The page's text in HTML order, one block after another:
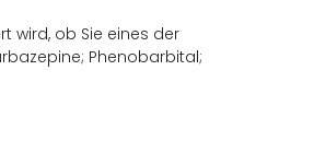
wird, ob Sie eines der
Phenobarbital;